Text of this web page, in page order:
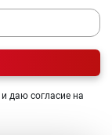
и даю согласие на